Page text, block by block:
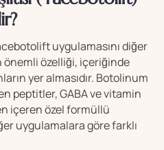
uygulamasını diğer
önemli özelliği, içeriğinde
yer almasıdır. Botolinum
peptitler, GABA ve vitamin
içeren özel formüllü
uygulamalara göre farklı